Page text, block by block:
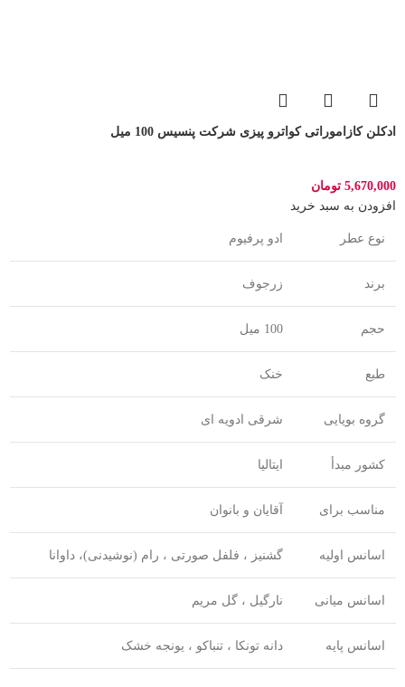
ادکلن کازاموراتی کواترو پیزی شرکت پنسیس 100 میل
5,670,000 تومان
افزودن به سبد خرید
نوع عطر ادو پرفیوم
برند زرجوف
حجم 100 میل
طبع خنک
گروه بویایی شرقی ادویه ای
کشور مبدأ ایتالیا
مناسب برای آقایان و بانوان
اسانس اولیه گشنیز ، فلفل صورتی ، رام (نوشیدنی)، داوانا
اسانس میانی نارگیل ، گل مریم
اسانس پایه دانه تونکا ، تنباکو ، یونجه خشک